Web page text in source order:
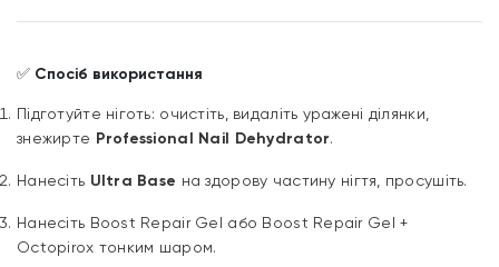
✅ Спосіб використання
Підготуйте ніготь: очистіть, видаліть уражені ділянки,
знежирте Professional Nail Dehydrator.
Нанесіть Ultra Base на здорову частину нігтя, просушіть.
Нанесіть Boost Repair Gel або Boost Repair Gel +
Octopirox тонким шаром.